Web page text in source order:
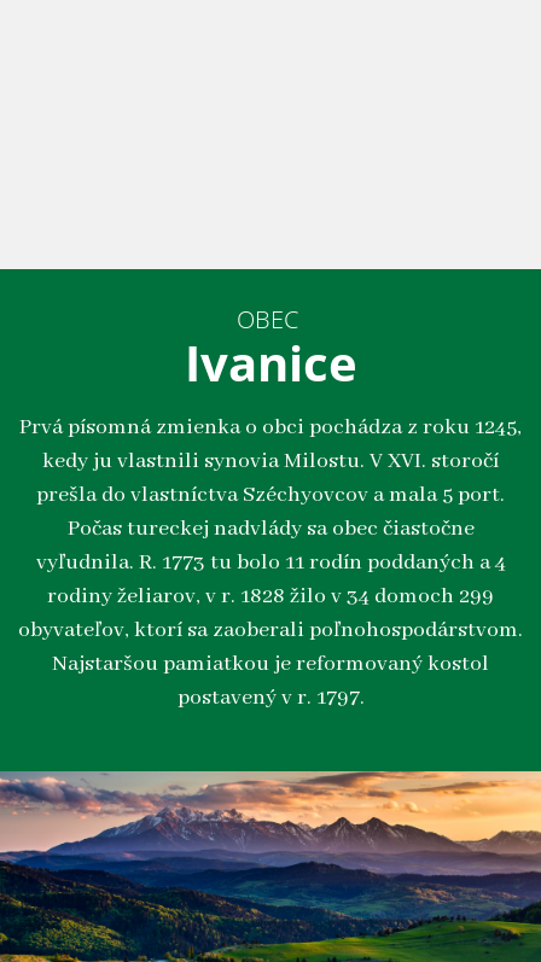
OBEC
Ivanice
Prvá písomná zmienka o obci pochádza z roku 1245,
kedy ju vlastnili synovia Milostu. V XVI. storočí
prešla do vlastníctva Széchyovcov a mala 5 port.
Počas tureckej nadvlády sa obec čiastočne
vyľudnila. R. 1773 tu bolo 11 rodín poddaných a 4
rodiny želiarov, v r. 1828 žilo v 34 domoch 299
obyvateľov, ktorí sa zaoberali poľnohospodárstvom.
Najstaršou pamiatkou je reformovaný kostol
postavený v r. 1797.